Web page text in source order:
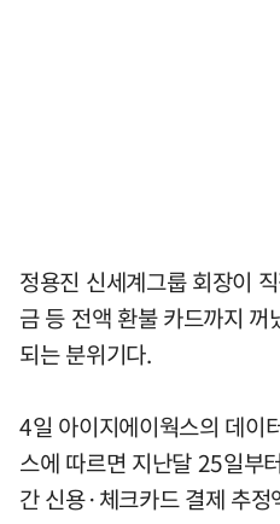
정용진 신세계그룹 회장이
금 등 전액 환불 카드까지
되는 분위기다.
4일 아이지에이웍스의 데이
스에 따르면 지난달 25일부
간 신용·체크카드 결제 추